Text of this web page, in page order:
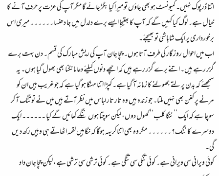
اتنا ڈرپوک نہیں۔ کمیونسٹ ہو بھی جاؤں تو میرا کیا بگڑ جائے گا مگر آپ کی عزت پر حرف آنے کا
خیال ہے۔ لوگ کیا کہیں گے کہ آپ کا بھتیجا ایسے برے دلدل میں جا دھنسا ۔۔۔۔۔۔ میری اس
برخورداری پر ایک شاباشی تو بھیجئے۔
اب میں احوال روز گار کی طرف آتا ہوں۔ چچا جان آپ کی ریش مبارک کی قسم۔ دن بہت برے
گزر رہے ہیں۔ اتنے برے گزر رہے ہیں کہ اچھے دنوں کیلئے دعا مانگنا بھی بھول گیا ہوں۔ یہ
سمجھئے کہ بدن پر لتے جھولنے کا زمانہ آ گیا ہے۔ کپڑا اتنا مہنگا ہو گیا ہے کہ جو غریب ہیں ان کو
مرنے پر کفن بھی نہیں ملتا۔ جو زندہ ہیں وہ تار تار لباس میں نظر آتے ہیں میں نے تو تنگ آ کر
سوچا ہے کہ ایک ’’ننگا کلب‘‘ کھول دوں، لیکن سوچتا ہوں ننگے کھائیں گے کیا ۔۔۔۔۔۔ ایک
دوسرے کا ننگ؟ ۔۔۔۔۔۔ مگر وہ بھی اتنا کریہہ ہوگا کہ نگاہیں لقمہ اٹھاتے ہی وہیں رکھ دیں
گی۔
کوئی ویرانی سی ویرانی ہے۔ کوئی تنگی سی تنگی ہے۔ کوئی ترشی سی ترشی ہے، لیکن چچا جان داد